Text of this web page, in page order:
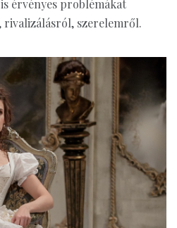
érvényes problémákat
rivalizálásról, szerelemről.